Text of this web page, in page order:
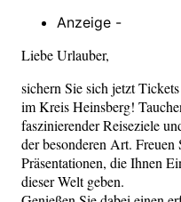
Anzeige -
Liebe Urlauber,
sichern Sie sich jetzt
im Kreis Heinsberg!
faszinierender Reiseziele
der besonderen Art. Freuen
Präsentationen, die Ihnen
dieser Welt geben.